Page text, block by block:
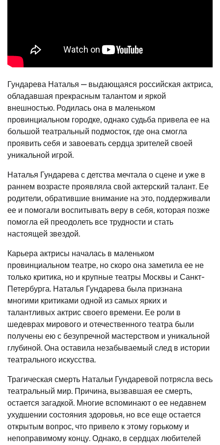
Гундарева Наталья — выдающаяся российская актриса,
обладавшая прекрасным талантом и яркой
внешностью. Родилась она в маленьком
провинциальном городке, однако судьба привела ее на
большой театральный подмосток, где она смогла
проявить себя и завоевать сердца зрителей своей
уникальной игрой.
Наталья Гундарева с детства мечтала о сцене и уже в
раннем возрасте проявляла свой актерский талант. Ее
родители, обратившие внимание на это, поддерживали
ее и помогали воспитывать веру в себя, которая позже
помогла ей преодолеть все трудности и стать
настоящей звездой.
Карьера актрисы началась в маленьком
провинциальном театре, но скоро она заметила ее не
только критика, но и крупные театры Москвы и Санкт-
Петербурга. Наталья Гундарева была признана
многими критиками одной из самых ярких и
талантливых актрис своего времени. Ее роли в
шедеврах мирового и отечественного театра были
получены ею с безупречной мастерством и уникальной
глубиной. Она оставила незабываемый след в истории
театрального искусства.
Трагическая смерть Натальи Гундаревой потрясла весь
театральный мир. Причина, вызвавшая ее смерть,
остается загадкой. Многие вспоминают о ее недавнем
ухудшении состояния здоровья, но все еще остается
открытым вопрос, что привело к этому горькому и
непоправимому концу. Однако, в сердцах любителей